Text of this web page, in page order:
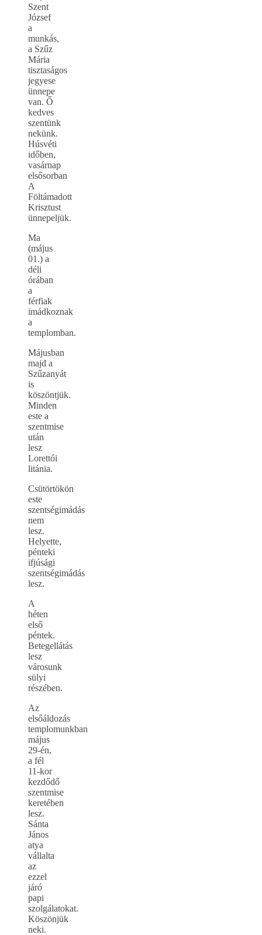
Szent
József
a
munkás,
a Szűz
Mária
tisztaságos
jegyese
ünnepe
van. Ő
kedves
szentünk
nekünk.
Húsvéti
időben,
vasárnap
elsősorban
A
Föltámadott
Krisztust
ünnepeljük.
Ma
(május
01.) a
déli
órában
a
férfiak
imádkoznak
a
templomban.
Májusban
majd a
Szűzanyát
is
köszöntjük.
Minden
este a
szentmise
után
lesz
Lorettói
litánia.
Csütörtökön
este
szentségimádás
nem
lesz.
Helyette,
pénteki
ifjúsági
szentségimádás
lesz.
A
héten
első
péntek.
Betegellátás
lesz
városunk
sülyi
részében.
Az
elsőáldozás
templomunkban
május
29-én,
a fél
11-kor
kezdődő
szentmise
keretében
lesz.
Sánta
János
atya
vállalta
az
ezzel
járó
papi
szolgálatokat.
Köszönjük
neki.